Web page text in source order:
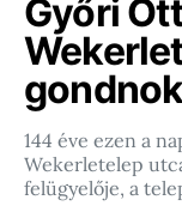
Győri
144 éve ezen a
Wekerletelep
felügyelője, a